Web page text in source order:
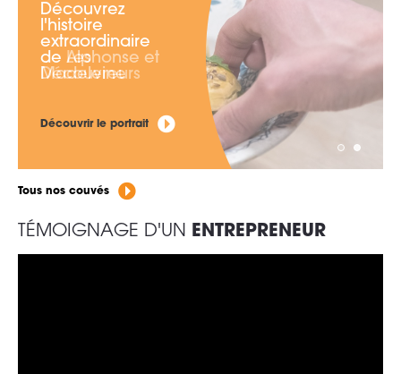
Découvrez
l'histoire
extraordinaire
de Alphonse et
Madeleine
Découvrir le portrait
Découvrez
l'histoire
extraordinaire
de Les
Découvreurs
Découvrir le portrait
Tous nos couvés
TÉMOIGNAGE D'UN ENTREPRENEUR